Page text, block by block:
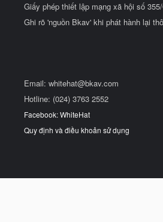
Giấy phép thiết lập mạng xã hội số
Ghi rõ 'nguồn Bkav' khi phát hành lại
Email: whitehat@bkav.com
Hotline: (024) 3763 2552
Facebook: WhiteHat
Quy định và điều khoản sử dụng